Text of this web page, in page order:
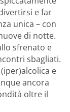
e far
unica – con
di notte.
sfrenato e
sbagliati.
e
ancora
oltre il